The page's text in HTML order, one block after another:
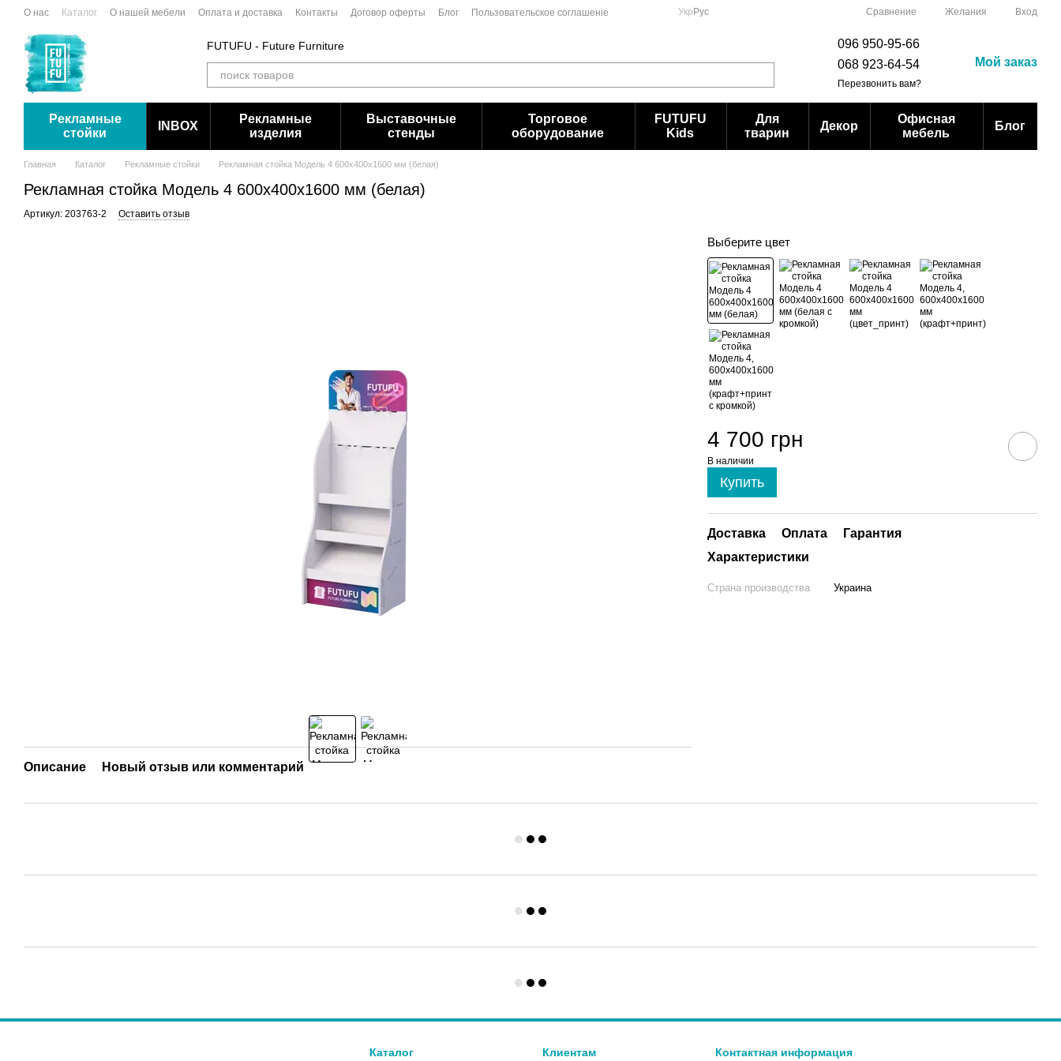
Перейти к основному контенту
О нас Каталог О нашей мебели Оплата и доставка Контакты Договор оферты Блог Пользовательское соглашеніе Укр Рус Сравнение Желания Вход
FUTUFU - Future Furniture
096 950-95-66
068 923-64-54
Перезвонить вам?
Мой заказ
Рекламные
стойки
INBOX
Рекламные
изделия
Выставочные
стенды
Торговое
оборудование
FUTUFU
Kids
Для
тварин
Декор
Офисная
мебель
Блог
Главная Каталог Рекламные стойки Рекламная стойка Модель 4 600х400х1600 мм (белая)
Рекламная стойка Модель 4 600х400х1600 мм (белая)
Артикул: 203763-2 Оставить отзыв
Описание Новый отзыв или комментарий
Выберите цвет
4 700 грн
В наличии
Купить
Доставка Оплата
Гарантия
Характеристики
Страна производства Украина
Каталог Клиентам Контактная информация